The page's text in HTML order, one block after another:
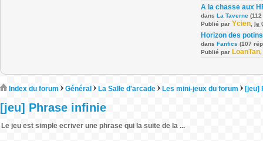
A la chasse aux
dans La Taverne
Publié par Ycien le
Horizon des potins
dans Fanfics (107
Publié par LoanTan
Index du forum Général La Salle d'arcade Les mini-jeux du forum [jeu]
[jeu] Phrase infinie
Le jeu est simple ecriver une phrase qui la suite de la ...